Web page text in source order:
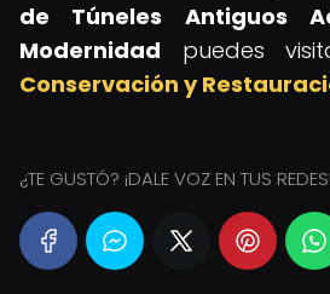
de Túneles Antiguos
Modernidad puedes
Conservación y
¿TE GUSTÓ? ¡DALE VOZ EN TUS REDES!